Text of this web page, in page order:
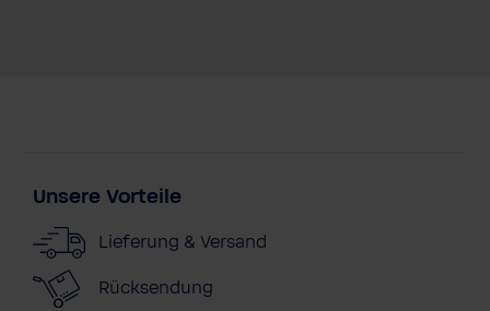
Unsere Vorteile
Lieferung & Versand
Rücksendung